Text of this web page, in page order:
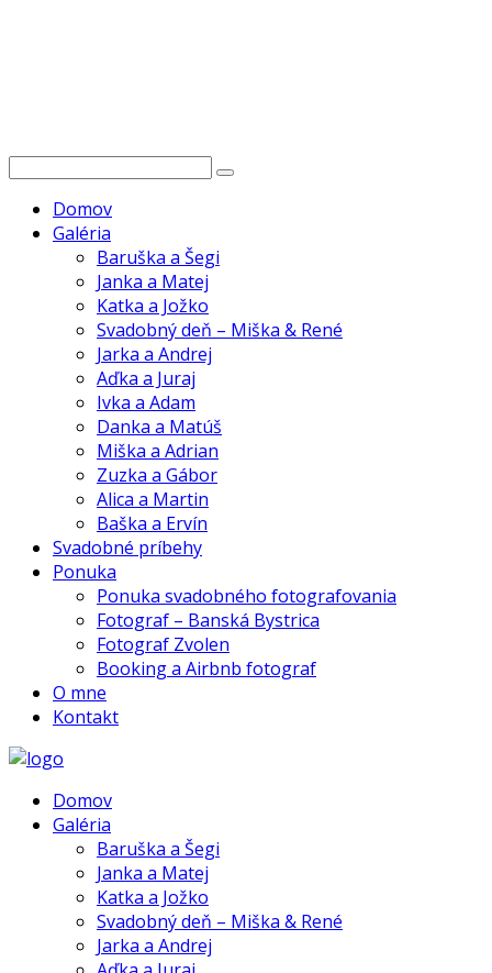
Domov
Galéria
Baruška a Šegi
Janka a Matej
Katka a Jožko
Svadobný deň – Miška & René
Jarka a Andrej
Aďka a Juraj
Ivka a Adam
Danka a Matúš
Miška a Adrian
Zuzka a Gábor
Alica a Martin
Baška a Ervín
Svadobné príbehy
Ponuka
Ponuka svadobného fotografovania
Fotograf – Banská Bystrica
Fotograf Zvolen
Booking a Airbnb fotograf
O mne
Kontakt
Domov
Galéria
Baruška a Šegi
Janka a Matej
Katka a Jožko
Svadobný deň – Miška & René
Jarka a Andrej